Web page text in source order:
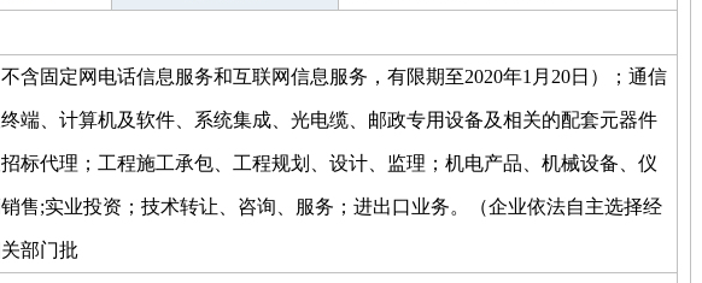
含固定网电话信息服务和互联网信息服务，有限期至2020年1月20日）；通信
端、计算机及软件、系统集成、光电缆、邮政专用设备及相关的配套元器件
标代理；工程施工承包、工程规划、设计、监理；机电产品、机械设备、仪
售;实业投资；技术转让、咨询、服务；进出口业务。（企业依法自主选择经
部门批